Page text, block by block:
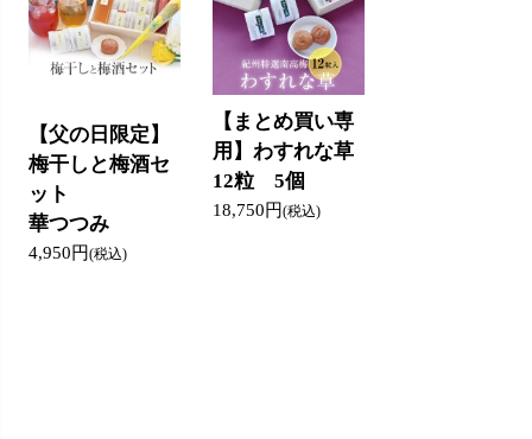
【父の日限定】
梅干しと梅酒セ
ット
華つつみ
4,950円(税込)
【まとめ買い専
用】わすれな草
12粒 5個
18,750円(税込)